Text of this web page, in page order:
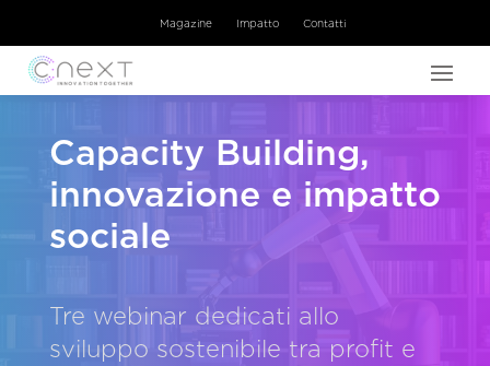
Magazine Impatto Contatti
Capacity Building,
innovazione e impatto
sociale
Tre webinar dedicati allo
sviluppo sostenibile tra profit e